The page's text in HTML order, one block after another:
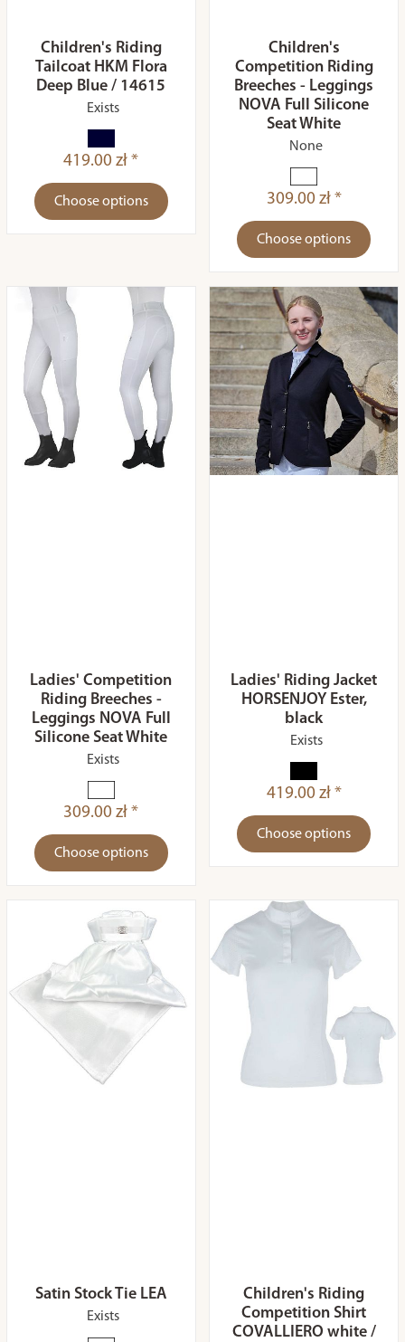
Children's Riding
Tailcoat HKM Flora
Deep Blue / 14615
Exists
419.00 zł *
Choose options
Children's
Competition Riding
Breeches - Leggings
NOVA Full Silicone
Seat White
None
309.00 zł *
Choose options
Ladies' Competition
Riding Breeches -
Leggings NOVA Full
Silicone Seat White
Exists
309.00 zł *
Choose options
Ladies' Riding Jacket
HORSENJOY Ester,
black
Exists
419.00 zł *
Choose options
Satin Stock Tie LEA
Exists
Children's Riding
Competition Shirt
COVALLIERO white /